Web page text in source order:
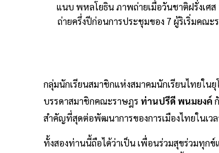
แนบ พหลโยธิน ภาพถ่ายเมื่อวันชาติฝรั่งเศ
ถ่ายครึ่งปีก่อนการประชุมของ 7 ผู้ริเริ่มคณ
กลุ่มนักเรียนสมาชิกแห่งสมาคมนักเรียนไทยใน
บรรดาสมาชิกคณะราษฎร ท่านปรีดี พนมยงค์
สำคัญที่สุดต่อพัฒนาการของการเมืองไทยในเว
ทั้งสองท่านนี้ถือได้ว่าเป็น เพื่อนร่วมสุขร่วมทุกข์